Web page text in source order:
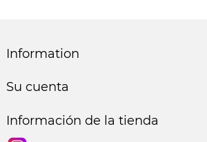
Information
Su cuenta
Información de la tienda